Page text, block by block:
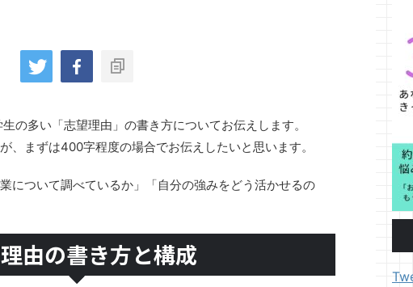
の多い「志望理由」の書き方についてお伝えします。
、まずは400字程度の場合でお伝えしたいと思います。
について調べているか」「自分の強みをどう活かせるの
由の書き方と構成